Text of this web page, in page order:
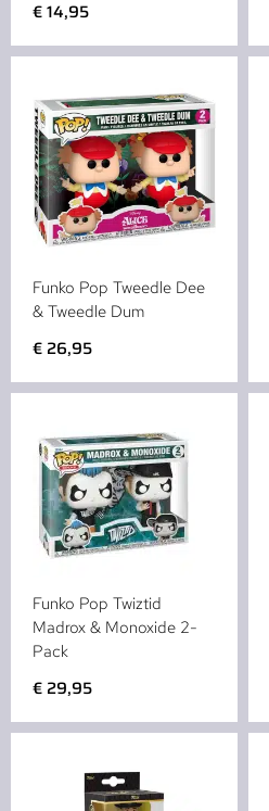
€14,95
Funko Pop Tweedle Dee
& Tweedle Dum
€ 26,95
Funko Pop Twiztid
Madrox & Monoxide 2-
Pack
€ 29,95